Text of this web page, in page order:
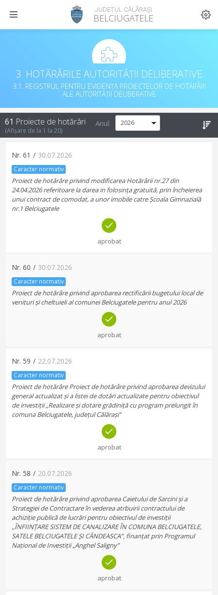
JUDEȚUL CĂLĂRAȘI
BELCIUGATELE
3. HOTĂRÂRILE AUTORITĂȚII DELIBERATIVE
3.1. REGISTRUL PENTRU EVIDENȚA PROIECTELOR DE HOTĂRÂRI
ALE AUTORITĂȚII DELIBERATIVE
61 Proiecte de hotărâri
(Afișare de la 1 la 20)
Anul:
Nr. 61 / 30.07.2026
Caracter normativ
Proiect de hotărâre privind modificarea Hotărârii nr.27 din
24.04.2026 referitoare la darea in folosința gratuită, prin încheierea
unui contract de comodat, a unor imobile catre Școala Gimnazială
nr.1 Belciugatele
aprobat
Nr. 60 / 30.07.2026
Caracter normativ
Proiect de hotărâre privind aprobarea rectificării bugetului local de
venituri și cheltuieli al comunei Belciugatele pentru anul 2026
aprobat
Nr. 59 / 22.07.2026
Caracter normativ
Proiect de hotărâre Proiect de hotărâre privind aprobarea devizului
general actualizat și a listei de dotări actualizate pentru obiectivul
de investiții „Realizare și dotare grădiniță cu program prelungit în
comuna Belciugatele, județul Călărași”
aprobat
Nr. 58 / 20.07.2026
Caracter normativ
Proiect de hotărâre privind aprobarea Caietului de Sarcini și a
Strategiei de Contractare în vederea atrbuirii contractului de
achiziție publică de lucrări pentru obiectivul de investiții
,,ÎNFIINȚARE SISTEM DE CANALIZARE ÎN COMUNA BELCIUGATELE,
SATELE BELCIUGATELE ȘI CÂNDEASCA”, finanțat prin Programul
Național de Investiții „Anghel Saligny”
aprobat